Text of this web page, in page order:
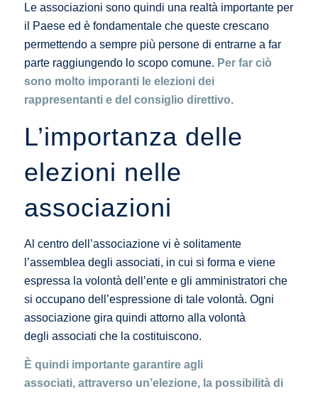
Le associazioni sono quindi una realtà importante per
il Paese ed è fondamentale che queste crescano
permettendo a sempre più persone di entrarne a far
parte raggiungendo lo scopo comune. Per far ciò
sono molto imporanti le elezioni dei
rappresentanti e del consiglio direttivo.
L’importanza delle
elezioni nelle
associazioni
Al centro dell’associazione vi è solitamente
l’assemblea degli associati, in cui si forma e viene
espressa la volontà dell’ente e gli amministratori che
si occupano dell’espressione di tale volontà. Ogni
associazione gira quindi attorno alla volontà
degli associati che la costituiscono.
È quindi importante garantire agli
associati, attraverso un’elezione, la possibilità di